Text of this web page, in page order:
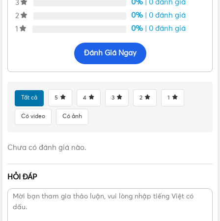
Hộp âm đôi Nanoco NBD9802có kích thước nhỏ gọn.
Được sản xuất trên dây chuyền công nghệ hiện đại nhập
3
0% | 0 đánh giá
2
0% | 0 đánh giá
1
0% | 0 đánh giá
Đánh Giá Ngay
Tất cả 5 4 3 2 1
Có video Có ảnh
Chưa có đánh giá nào.
HỎI ĐÁP